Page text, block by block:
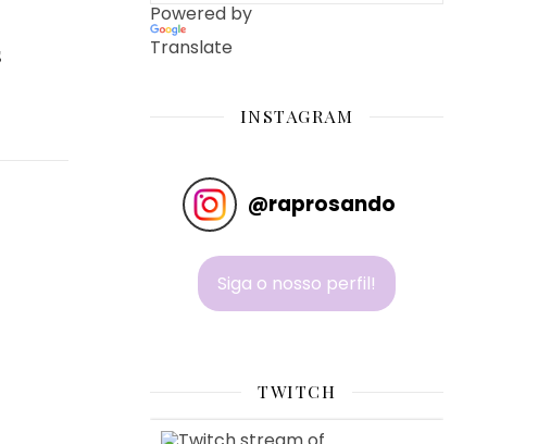
Powered by
Translate
INSTAGRAM
@raprosando
Siga o nosso perfil!
TWITCH